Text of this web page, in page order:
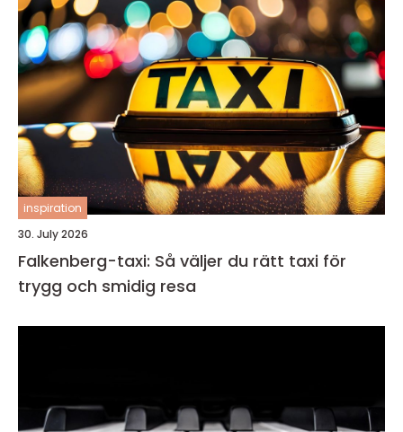
inspiration
30. July 2026
Falkenberg-taxi: Så väljer du rätt taxi för
trygg och smidig resa